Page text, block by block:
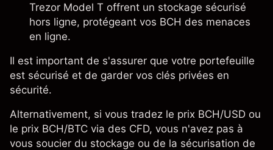
Trezor Model T offrent un stockage sécurisé
hors ligne, protégeant vos BCH des menaces
en ligne.
Il est important de s'assurer que votre portefeuille
est sécurisé et de garder vos clés privées en
sécurité.
Alternativement, si vous tradez le prix BCH/USD ou
le prix BCH/BTC via des CFD, vous n'avez pas à
vous soucier du stockage ou de la sécurisation de